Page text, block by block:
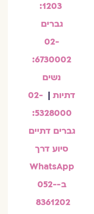
1203:
גברים
02-
6730002:
נשים
דתיות|
02-
5328000:
גברים דתיים
סיוע דרך
WhatsApp
ב-052-
8361202